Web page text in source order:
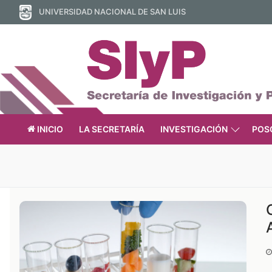
al
UNIVERSIDAD NACIONAL DE SAN LUIS
INICIO LA SECRETARÍA INVESTIGACIÓN